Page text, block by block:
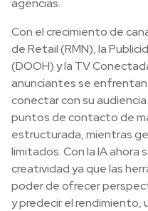
agencias.
Con el crecimiento de
de Retail (RMN), la
(DOOH) y la TV
anunciantes se
conectar con su
puntos de contacto de
estructurada, mientras
limitados. Con la IA ahora
creatividad ya que las
poder de ofrecer
y predecir el rendimiento,